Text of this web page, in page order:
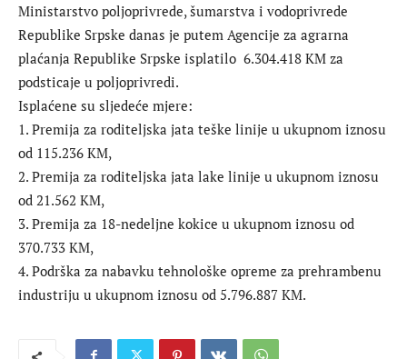
Ministarstvo poljoprivrede, šumarstva i vodoprivrede
Republike Srpske danas je putem Agencije za agrarna
plaćanja Republike Srpske isplatilo 6.304.418 KM za
podsticaje u poljoprivredi.
Isplaćene su sljedeće mjere:
1. Premija za roditeljska jata teške linije u ukupnom iznosu
od 115.236 KM,
2. Premija za roditeljska jata lake linije u ukupnom iznosu
od 21.562 KM,
3. Premija za 18-nedeljne kokice u ukupnom iznosu od
370.733 KM,
4. Podrška za nabavku tehnološke opreme za prehrambenu
industriju u ukupnom iznosu od 5.796.887 KM.